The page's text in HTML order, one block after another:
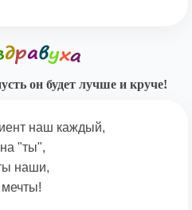
он будет лучше и круче!
наш каждый,
"ты",
наши,